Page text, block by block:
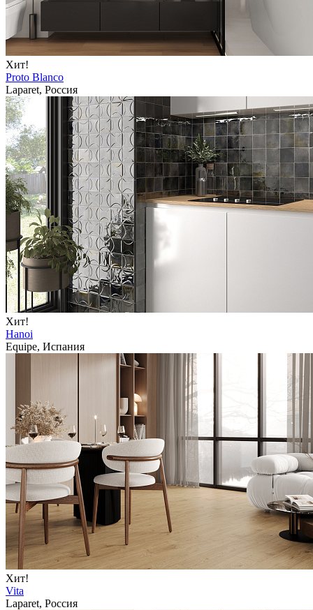
Хит!
Proto Blanco
Laparet, Россия
Хит!
Hanoi
Equipe, Испания
Хит!
Vita
Laparet, Россия